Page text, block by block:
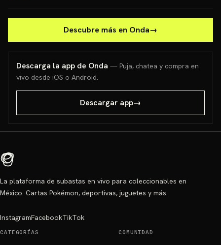
Descubre más en Onda→
Descarga la app de Onda — Puja, chatea y compra en
vivo desde iOS o Android.
Descargar app→
La plataforma de subastas en vivo para coleccionables en
México. Cartas Pokémon, deportivas, juguetes y más.
InstagramFacebookTikTok
CATEGORÍAS COMUNIDAD